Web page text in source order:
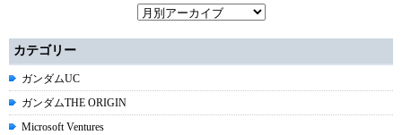
カテゴリー
ガンダムUC
ガンダムTHE ORIGIN
Microsoft Ventures